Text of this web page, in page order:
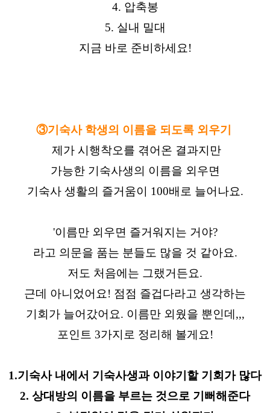
4. 압축봉
5. 실내 밀대
지금 바로 준비하세요!
③기숙사 학생의 이름을 되도록 외우기
제가 시행착오를 겪어온 결과지만
가능한 기숙사생의 이름을 외우면
기숙사 생활의 즐거움이 100배로 늘어나요.
'이름만 외우면 즐거워지는 거야?
라고 의문을 품는 분들도 많을 것 같아요.
저도 처음에는 그랬거든요.
근데 아니었어요! 점점 즐겁다라고 생각하는
기회가 늘어갔어요. 이름만 외웠을 뿐인데,,,
포인트 3가지로 정리해 볼게요!
1.기숙사 내에서 기숙사생과 이야기할 기회가 많다
2. 상대방의 이름을 부르는 것으로 기뻐해준다